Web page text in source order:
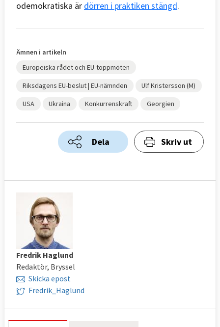
odemokratiska är dörren i praktiken stängd.
Ämnen i artikeln
Europeiska rådet och EU-toppmöten
Riksdagens EU-beslut | EU-nämnden Ulf Kristersson (M)
USA Ukraina Konkurrenskraft Georgien
Dela Skriv ut
Fredrik Haglund
Redaktör, Bryssel
Skicka epost
Fredrik_Haglund